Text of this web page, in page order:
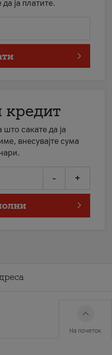
ја платите.
кредит
што сакате да ја
внесувајте сума
- +
На почеток